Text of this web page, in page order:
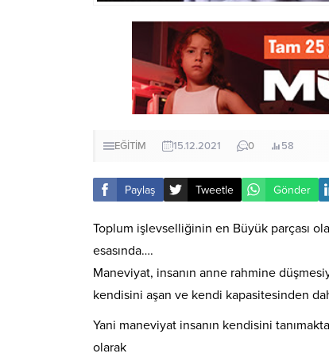
EĞİTİM 15.12.2021 0 58
Paylaş Tweetle Gönder
Toplum işlevselliğinin en Büyük parçası
esasında….
Maneviyat, insanın anne rahmine
kendisini aşan ve kendi kapasitesinden
Yani maneviyat insanın kendisini
olarak